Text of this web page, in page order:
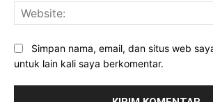
Simpan nama, email, dan situs web
untuk lain kali saya berkomentar.